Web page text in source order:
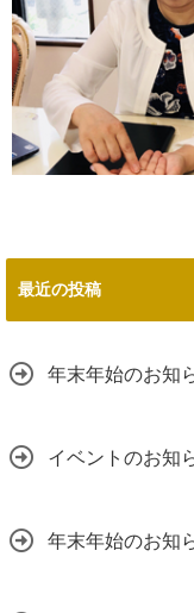
最近の投稿
年末年始のお知
イベントのお知
年末年始のお知